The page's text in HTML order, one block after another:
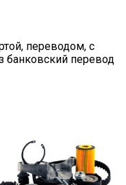
переводом, с
банковский перевод